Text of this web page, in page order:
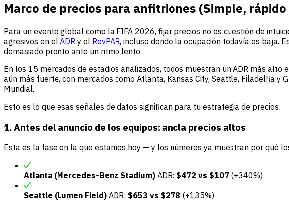
Marco de precios para anfitriones (Simple,
Para un evento global como la FIFA 2026, fijar precios no es cuestión de
agresivos en el ADR y el RevPAR, incluso donde la ocupación todavía es baja.
demasiado pronto ante un ritmo lento.
En los 15 mercados de estadios analizados, todos muestran un ADR más
aún más fuerte, con mercados como Atlanta, Kansas City, Seattle, Filadelfia
Mundial.
Esto es lo que esas señales de datos significan para tu estrategia de precios:
1. Antes del anuncio de los equipos: ancla precios altos
Esta es la fase en la que estamos hoy — y los números ya muestran por qué
Atlanta (Mercedes-Benz Stadium) ADR: $472 vs $107 (+340%)
Seattle (Lumen Field) ADR: $653 vs $278 (+135%)